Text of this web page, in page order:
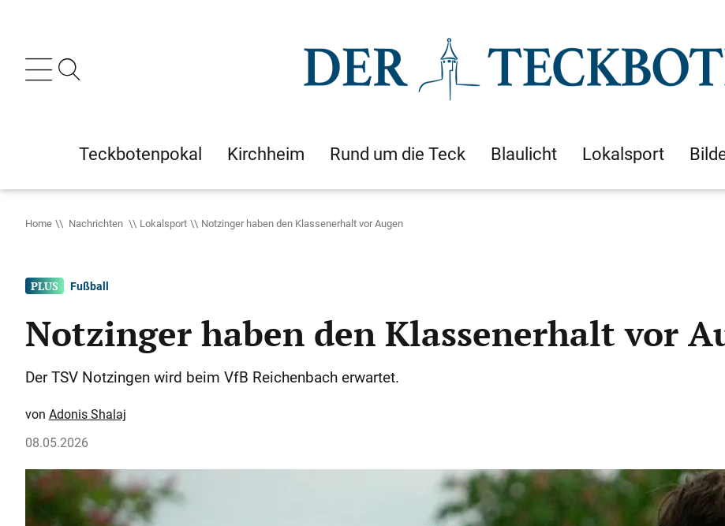
Teckbotenpokal Kirchheim Rund um die Teck Blaulicht Lokalsport
Home Nachrichten Lokalsport Notzinger haben den Klassenerhalt vor Augen
Fußball
Notzinger haben den Klassenerhalt vor
Der TSV Notzingen wird beim VfB Reichenbach erwartet.
Adonis Shalaj
08.05.2026